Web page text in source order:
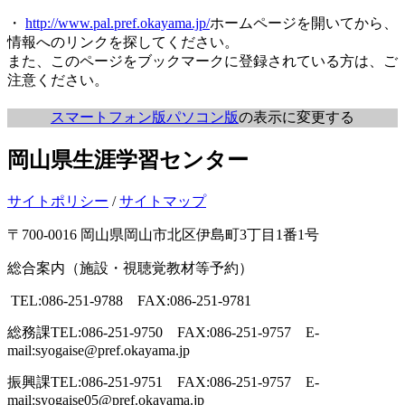
・ http://www.pal.pref.okayama.jp/ホームページを開いてから、
情報へのリンクを探してください。
また、このページをブックマークに登録されている方は、ご
注意ください。
スマートフォン版パソコン版の表示に変更する
岡山県生涯学習センター
サイトポリシー /サイトマップ
〒700-0016 岡山県岡山市北区伊島町3丁目1番1号
総合案内（施設・視聴覚教材等予約）
TEL:086-251-9788 FAX:086-251-9781
総務課TEL:086-251-9750 FAX:086-251-9757 E-
mail:syogaise@pref.okayama.jp
振興課TEL:086-251-9751 FAX:086-251-9757 E-
mail:syogaise05@pref.okayama.jp